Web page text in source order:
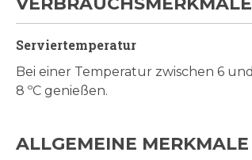
Serviertemperatur
Bei einer Temperatur zwischen 6 und
8 ºC genießen.
ALLGEMEINE MERKMALE